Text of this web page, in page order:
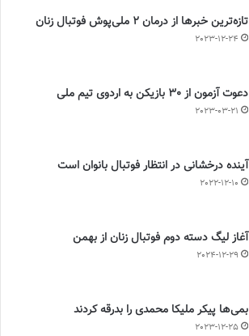
تازه‌ترین خبرها از درمان ۲ ملی‌پوش فوتبال زنان
2023-12-24
دعوت آزمون از 30 بازیکن به اردوی تیم ملی
2023-03-21
آینده درخشانی در انتظار فوتبال بانوان است
2022-12-10
آغاز لیگ دسته دوم فوتبال زنان از بهمن
2024-12-29
بمی‌ها پیکر ملیکا محمدی را بدرقه کردند
2023-12-25